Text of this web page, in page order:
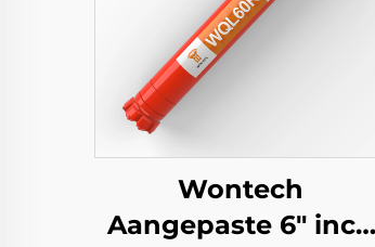
Wontech
Aangepaste 6" inch